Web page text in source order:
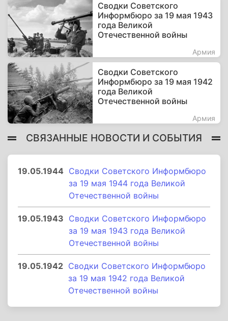
Сводки Советского
Информбюро за 19 мая 1943
года Великой
Отечественной войны
Армия
Сводки Советского
Информбюро за 19 мая 1942
года Великой
Отечественной войны
Армия
СВЯЗАННЫЕ НОВОСТИ И СОБЫТИЯ
19.05.1944 Сводки Советского Информбюро
за 19 мая 1944 года Великой
Отечественной войны
19.05.1943 Сводки Советского Информбюро
за 19 мая 1943 года Великой
Отечественной войны
19.05.1942 Сводки Советского Информбюро
за 19 мая 1942 года Великой
Отечественной войны